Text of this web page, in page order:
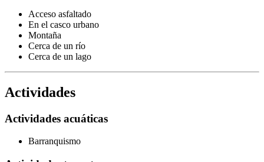
Acceso asfaltado
En el casco urbano
Montaña
Cerca de un río
Cerca de un lago
Actividades
Actividades acuáticas
Barranquismo